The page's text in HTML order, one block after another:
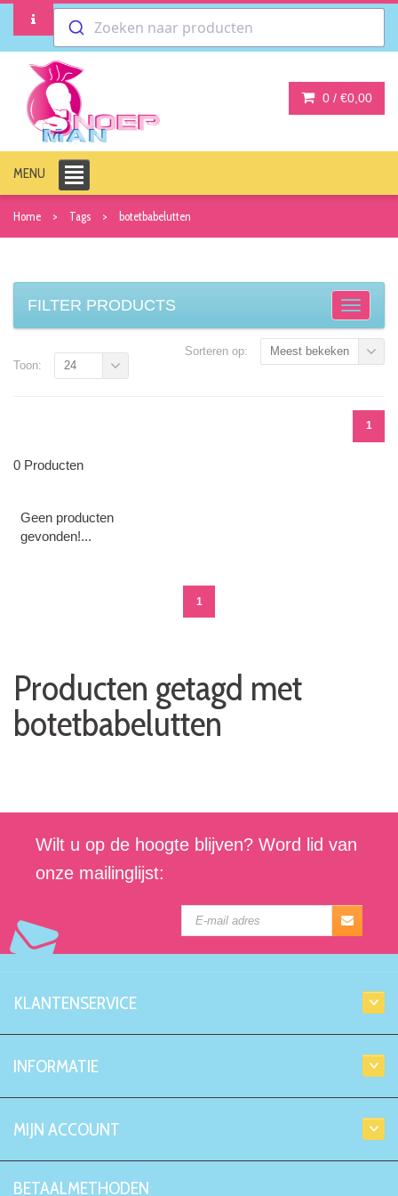
Zoeken naar producten
0 / €0,00
MENU
Home Tags botetbabelutten
FILTER PRODUCTS
Sorteren op: Meest bekeken
1
Toon: 24
0 Producten
Geen producten
gevonden!...
1
Producten getagd met
botetbabelutten
Wilt u op de hoogte blijven? Word lid van
onze mailinglijst:
KLANTENSERVICE
INFORMATIE
MIJN ACCOUNT
BETAALMETHODEN